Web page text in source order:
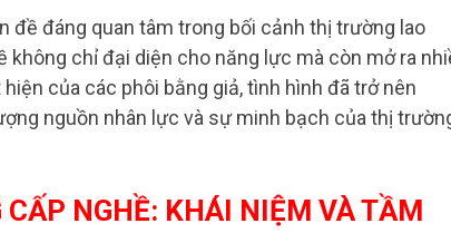
đề đáng quan tâm trong bối cảnh thị trường lao
chỉ đại diện cho năng lực mà còn mở ra
của các phôi bằng giả, tình hình đã trở nên
nguồn nhân lực và sự minh bạch của thị
NGHỀ: KHÁI NIỆM VÀ TẦM